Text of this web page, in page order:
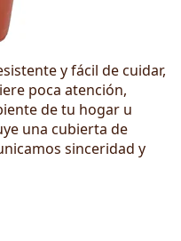
y fácil de cuidar,
poca atención,
de tu hogar u
una cubierta de
sinceridad y